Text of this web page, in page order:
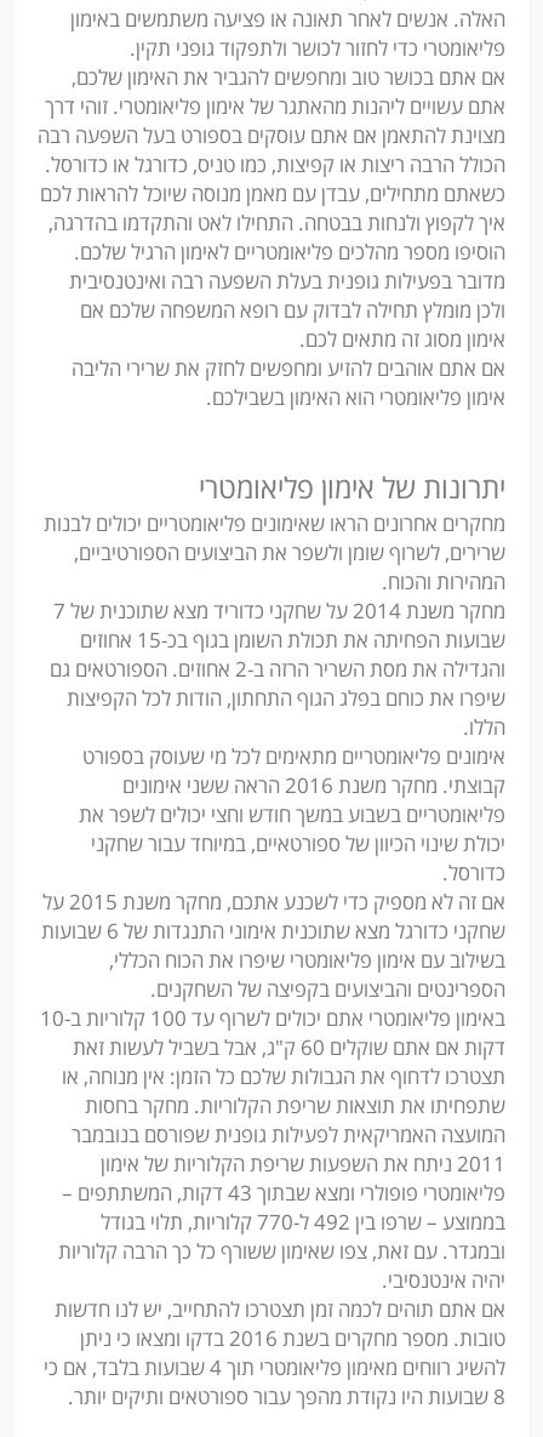
האלה. אנשים לאחר תאונה או פציעה משתמשים באימון
פליאומטרי כדי לחזור לכושר ולתפקוד גופני תקין.
אם אתם בכושר טוב ומחפשים להגביר את האימון שלכם,
אתם עשויים ליהנות מהאתגר של אימון פליאומטרי. זוהי דרך
מצוינת להתאמן אם אתם עוסקים בספורט בעל השפעה רבה
הכולל הרבה ריצות או קפיצות, כמו טניס, כדורגל או כדורסל.
כשאתם מתחילים, עבדן עם מאמן מנוסה שיוכל להראות לכם
איך לקפוץ ולנחות בבטחה. התחילו לאט והתקדמו בהדרגה,
הוסיפו מספר מהלכים פליאומטריים לאימון הרגיל שלכם.
מדובר בפעילות גופנית בעלת השפעה רבה ואינטנסיבית
ולכן מומלץ תחילה לבדוק עם רופא המשפחה שלכם אם
אימון מסוג זה מתאים לכם.
אם אתם אוהבים להזיע ומחפשים לחזק את שרירי הליבה
אימון פליאומטרי הוא האימון בשבילכם.
יתרונות של אימון פליאומטרי
מחקרים אחרונים הראו שאימונים פליאומטריים יכולים לבנות
שרירים, לשרוף שומן ולשפר את הביצועים הספורטיביים,
המהירות והכוח.
מחקר משנת 2014 על שחקני כדוריד מצא שתוכנית של 7
שבועות הפחיתה את תכולת השומן בגוף בכ-15 אחוזים
והגדילה את מסת השריר הרזה ב-2 אחוזים. הספורטאים גם
שיפרו את כוחם בפלג הגוף התחתון, הודות לכל הקפיצות
הללו.
אימונים פליאומטריים מתאימים לכל מי שעוסק בספורט
קבוצתי. מחקר משנת 2016 הראה ששני אימונים
פליאומטריים בשבוע במשך חודש וחצי יכולים לשפר את
יכולת שינוי הכיוון של ספורטאיים, במיוחד עבור שחקני
כדורסל.
אם זה לא מספיק כדי לשכנע אתכם, מחקר משנת 2015 על
שחקני כדורגל מצא שתוכנית אימוני התנגדות של 6 שבועות
בשילוב עם אימון פליאומטרי שיפרו את הכוח הכללי,
הספרינטים והביצועים בקפיצה של השחקנים.
באימון פליאומטרי אתם יכולים לשרוף עד 100 קלוריות ב-10
דקות אם אתם שוקלים 60 ק"ג, אבל בשביל לעשות זאת
תצטרכו לדחוף את הגבולות שלכם כל הזמן: אין מנוחה, או
שתפחיתו את תוצאות שריפת הקלוריות. מחקר בחסות
המועצה האמריקאית לפעילות גופנית שפורסם בנובמבר
2011 ניתח את השפעות שריפת הקלוריות של אימון
פליאומטרי פופולרי ומצא שבתוך 43 דקות, המשתתפים –
בממוצע – שרפו בין 492 ל-770 קלוריות, תלוי בגודל
ובמגדר. עם זאת, צפו שאימון ששורף כל כך הרבה קלוריות
יהיה אינטנסיבי.
אם אתם תוהים לכמה זמן תצטרכו להתחייב, יש לנו חדשות
טובות. מספר מחקרים בשנת 2016 בדקו ומצאו כי ניתן
להשיג רווחים מאימון פליאומטרי תוך 4 שבועות בלבד, אם כי
8 שבועות היו נקודת מהפך עבור ספורטאים ותיקים יותר.